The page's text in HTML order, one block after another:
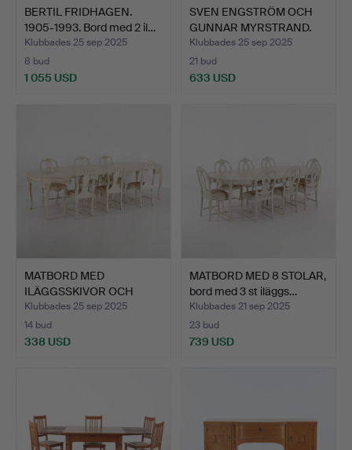
BERTIL FRIDHAGEN.
1905-1993. Bord med 2 il…
Klubbades 25 sep 2025
8 bud
1 055 USD
SVEN ENGSTRÖM OCH
GUNNAR MYRSTRAND.
Bord m…
Klubbades 25 sep 2025
21 bud
633 USD
MATBORD MED
ILÄGGSSKIVOR OCH
STOLAR, Sveri…
Klubbades 25 sep 2025
14 bud
338 USD
MATBORD MED 8 STOLAR,
bord med 3 st iläggs…
Klubbades 21 sep 2025
23 bud
739 USD